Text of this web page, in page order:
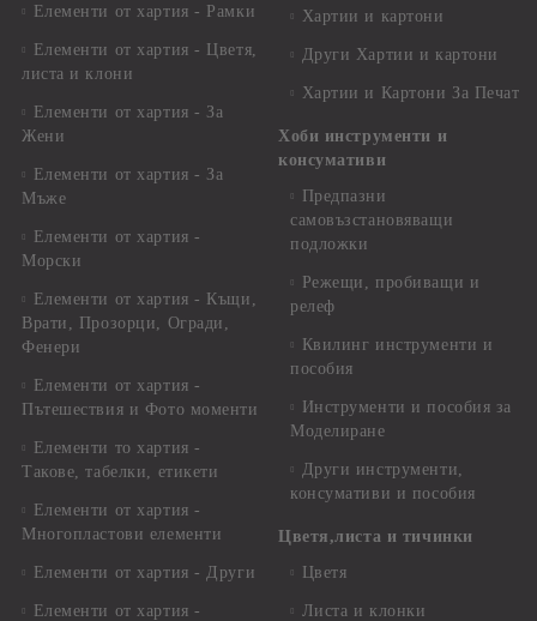
Елементи от хартия - Рамки
Елементи от хартия - Цветя,
листа и клони
Елементи от хартия - За
Жени
Елементи от хартия - За
Мъже
Елементи от хартия -
Морски
Елементи от хартия - Къщи,
Врати, Прозорци, Огради,
Фенери
Елементи от хартия -
Пътешествия и Фото моменти
Елементи то хартия -
Такове, табелки, етикети
Елементи от хартия -
Многопластови елементи
Елементи от хартия - Други
Елементи от хартия -
Хартии и картони
Други Хартии и картони
Хартии и Картони За Печат
Хоби инструменти и
консумативи
Предпазни
самовъзстановяващи
подложки
Режещи, пробиващи и
релеф
Квилинг инструменти и
пособия
Инструменти и пособия за
Моделиране
Други инструменти,
консумативи и пособия
Цветя,листа и тичинки
Цветя
Листа и клонки